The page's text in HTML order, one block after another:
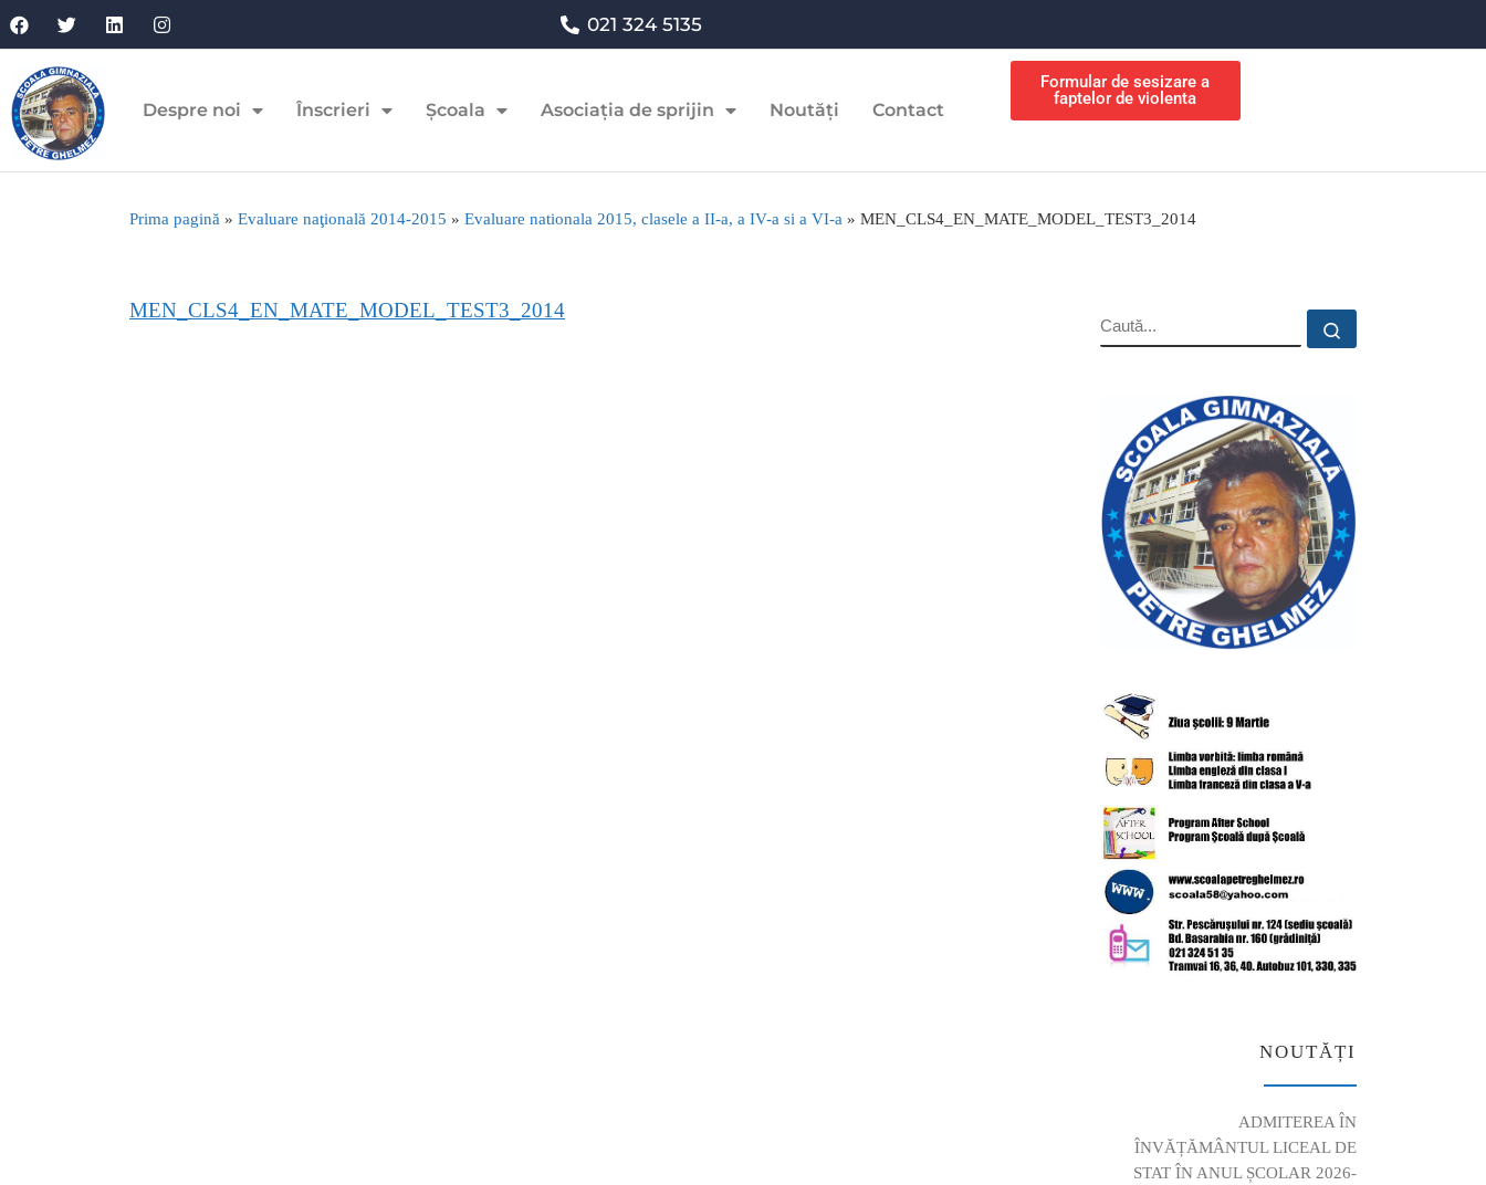
021 324 5135
Despre noi Înscrieri Școala Asociația de sprijin Noutăți Contact
Formular de sesizare a
faptelor de violenta
Prima pagină » Evaluare naţională 2014-2015 » Evaluare nationala 2015, clasele a II-a, a IV-a si a VI-a » MEN_CLS4_EN_MATE_MODEL_TEST3_2014
MEN_CLS4_EN_MATE_MODEL_TEST3_2014
NOUTĂȚI
ADMITEREA ÎN
ÎNVĂȚĂMÂNTUL LICEAL DE
STAT ÎN ANUL ȘCOLAR 2026-